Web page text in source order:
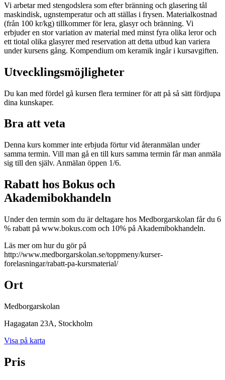
Vi arbetar med stengodslera som efter bränning och glasering tål
maskindisk, ugnstemperatur och att ställas i frysen. Materialkostnad
(från 100 kr/kg) tillkommer för lera, glasyr och bränning. Vi
erbjuder en stor variation av material med minst fyra olika leror och
ett tiotal olika glasyrer med reservation att detta utbud kan variera
under kursens gång. Kompendium om keramik ingår i kursavgiften.
Utvecklingsmöjligheter
Du kan med fördel gå kursen flera terminer för att på så sätt fördjupa
dina kunskaper.
Bra att veta
Denna kurs kommer inte erbjuda förtur vid återanmälan under
samma termin. Vill man gå en till kurs samma termin får man anmäla
sig till den själv. Anmälan öppen 1/6.
Rabatt hos Bokus och
Akademibokhandeln
Under den termin som du är deltagare hos Medborgarskolan får du 6
% rabatt på www.bokus.com och 10% på Akademibokhandeln.
Läs mer om hur du gör på
http://www.medborgarskolan.se/toppmeny/kurser-
forelasningar/rabatt-pa-kursmaterial/
Ort
Medborgarskolan
Hagagatan 23A, Stockholm
Visa på karta
Pris